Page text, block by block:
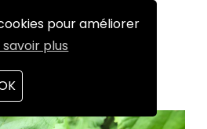
pour améliorer
savoir plus
se réorganise
s’ébauche, se
une renaissance.